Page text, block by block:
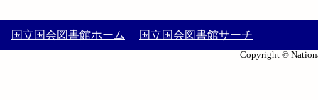
国立国会図書館ホーム 国立国会図書館サーチ
Copyright ©